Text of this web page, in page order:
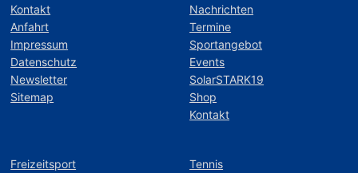
Kontakt
Anfahrt
Impressum
Datenschutz
Newsletter
Sitemap
Nachrichten
Termine
Sportangebot
Events
SolarSTARK19
Shop
Kontakt
Freizeitsport Tennis